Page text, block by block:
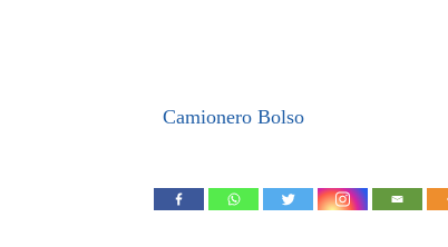
Camionero Bolso